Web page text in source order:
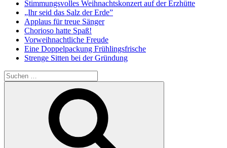
Stimmungsvolles Weihnachtskonzert auf der Erzhütte
„Ihr seid das Salz der Erde”
Applaus für treue Sänger
Chorioso hatte Spaß!
Vorweihnachtliche Freude
Eine Doppelpackung Frühlingsfrische
Strenge Sitten bei der Gründung
Suchen
nach: